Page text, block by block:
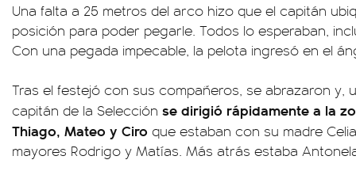
Una falta a 25 metros del arco hizo que el capitán
posición para poder pegarle. Todos lo esperaban,
Con una pegada impecable, la pelota ingresó en el
Tras el festejó con sus compañeros, se abrazaron y,
capitán de la Selección se dirigió rápidamente a la
Thiago, Mateo y Ciro que estaban con su madre
mayores Rodrigo y Matías. Más atrás estaba